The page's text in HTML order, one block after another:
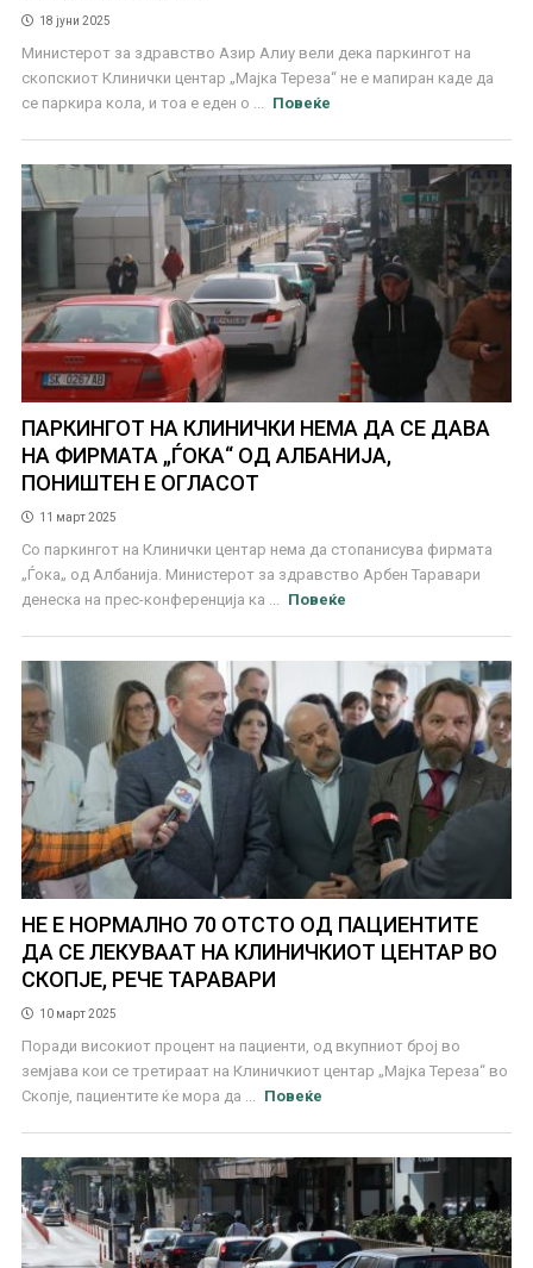
18 јуни 2025
Министерот за здравство Азир Алиу вели дека паркингот на
скопскиот Клинички центар „Мајка Тереза“ не е мапиран каде да
се паркира кола, и тоа е еден о ...
Повеќе
ПАРКИНГОТ НА КЛИНИЧКИ НЕМА ДА СЕ ДАВА
НА ФИРМАТА „ЃОКА“ ОД АЛБАНИЈА,
ПОНИШТЕН Е ОГЛАСОТ
11 март 2025
Со паркингот на Клинички центар нема да стопанисува фирмата
„Ѓока„ од Албанија. Министерот за здравство Арбен Таравари
денеска на прес-конференција ка ...
Повеќе
НЕ Е НОРМАЛНО 70 ОТСТО ОД ПАЦИЕНТИТЕ
ДА СЕ ЛЕКУВААТ НА КЛИНИЧКИОТ ЦЕНТАР ВО
СКОПЈЕ, РЕЧЕ ТАРАВАРИ
10 март 2025
Поради високиот процент на пациенти, од вкупниот број во
земјава кои се третираат на Клиничкиот центар „Мајка Тереза“ во
Скопје, пациентите ќе мора да ...
Повеќе